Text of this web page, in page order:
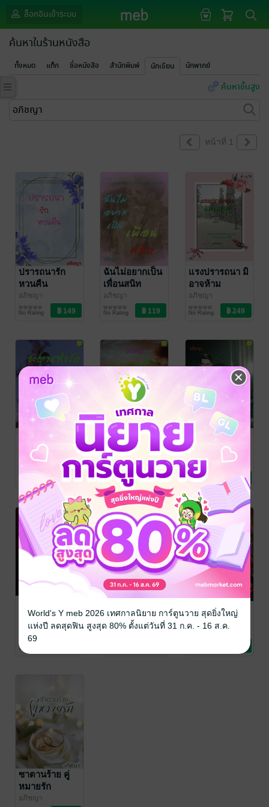
ล็อกอินเข้าระบบ
ค้นหาในร้านหนังสือ
ทั้งหมด แท็ก ชื่อหนังสือ สำนักพิมพ์ นักเขียน นักพากย์
ค้นหาขั้นสูง
หน้าที่ 1
ปรารถนารัก
หวนคืน
อภิชญา
นิยายโรมานซ์
No Rating
ฉันไม่อยากเป็น
เพื่อนสนิท
อภิชญา
นิยายโรมานซ์
No Rating
แรงปรารถนา มิ
อาจห้าม
อภิชญา
นิยายโรมานซ์
No Rating
ชะตาแห่งรัก
อภิชญา
นิยายรัก
รอยรักอสูรขังใจ
อภิชญา
นิยายโรมานซ์
No Rating
แข่งรัก เดิมพัน
หัวใจ
อภิชญา
นิยายโรมานซ์
1 Rating
หนุ่มเพลย์บอย
อภิชญา
นิยายรัก
1 Rating
อภิชญา
นิยายรัก
เผด็จการรัก
เผด็จการใจ
อภิชญา
ซาตานร้าย คู่
หมายรัก
อภิชญา
World's Y meb 2026 เทศกาลนิยาย การ์ตูนวาย สุดยิ่งใหญ่
แห่งปี ลดสุดฟิน สูงสุด 80% ตั้งแต่วันที่ 31 ก.ค. - 16 ส.ค.
69